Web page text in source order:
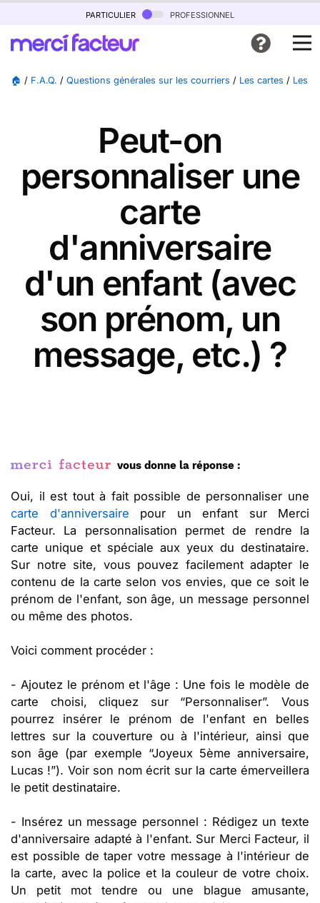
particulier professionnel
🏠 / F.A.Q. / Questions générales sur les courriers / Les cartes / Les
Peut-on
personnaliser une
carte
d'anniversaire
d'un enfant (avec
son prénom, un
message, etc.) ?
vous donne la réponse :
Oui, il est tout à fait possible de personnaliser une
carte d'anniversaire pour un enfant sur Merci
Facteur. La personnalisation permet de rendre la
carte unique et spéciale aux yeux du destinataire.
Sur notre site, vous pouvez facilement adapter le
contenu de la carte selon vos envies, que ce soit le
prénom de l'enfant, son âge, un message personnel
ou même des photos.
Voici comment procéder :
- Ajoutez le prénom et l'âge : Une fois le modèle de
carte choisi, cliquez sur “Personnaliser”. Vous
pourrez insérer le prénom de l'enfant en belles
lettres sur la couverture ou à l'intérieur, ainsi que
son âge (par exemple “Joyeux 5ème anniversaire,
Lucas !”). Voir son nom écrit sur la carte émerveillera
le petit destinataire.
- Insérez un message personnel : Rédigez un texte
d'anniversaire adapté à l'enfant. Sur Merci Facteur, il
est possible de taper votre message à l'intérieur de
la carte, avec la police et la couleur de votre choix.
Un petit mot tendre ou une blague amusante,